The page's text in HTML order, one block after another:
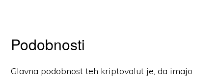
Podobnosti
Glavna podobnost teh kriptovalut je, da imajo